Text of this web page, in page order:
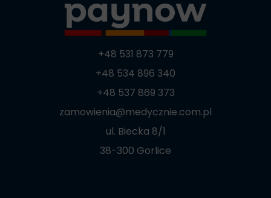
+48 531 873 779
+48 534 896 340
+48 537 869 373
zamowienia@medycznie.com.pl
ul. Biecka 8/1
38-300 Gorlice